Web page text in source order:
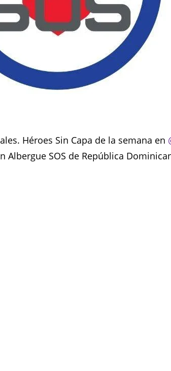
Héroes Sin Capa de la semana en
Albergue SOS de República